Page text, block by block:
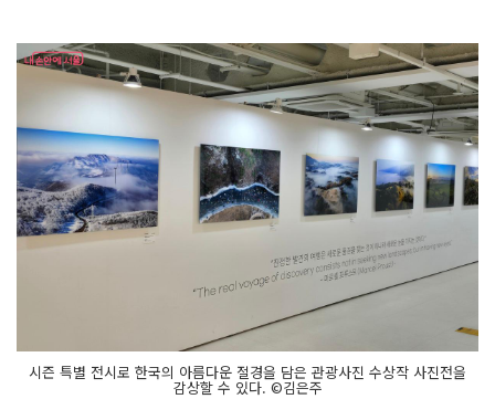
시즌 특별 전시로 한국의 아름다운 절경을 담은 관광사진 수상작 사진전을
감상할 수 있다. ©김은주